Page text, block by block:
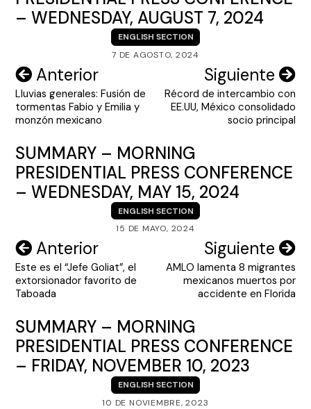
– WEDNESDAY, AUGUST 7, 2024
ENGLISH SECTION
7 DE AGOSTO, 2024
Navegación
de
entradas
Anterior
Lluvias generales: Fusión de
tormentas Fabio y Emilia y
monzón mexicano
Siguiente
Récord de intercambio con
EE.UU, México consolidado
socio principal
SUMMARY – MORNING
PRESIDENTIAL PRESS CONFERENCE
– WEDNESDAY, MAY 15, 2024
ENGLISH SECTION
15 DE MAYO, 2024
Navegación
de
entradas
Anterior
Este es el “Jefe Goliat”, el
extorsionador favorito de
Taboada
Siguiente
AMLO lamenta 8 migrantes
mexicanos muertos por
accidente en Florida
SUMMARY – MORNING
PRESIDENTIAL PRESS CONFERENCE
– FRIDAY, NOVEMBER 10, 2023
ENGLISH SECTION
10 DE NOVIEMBRE, 2023